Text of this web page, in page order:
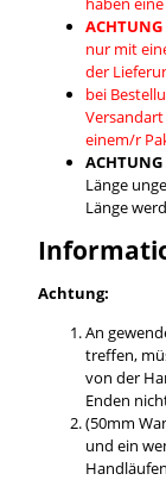
ACHTUNG
nur mit
der
bei
einem/r
Länge
Länge
Achtung:
An
treffen,
von der
Enden
(50mm
und ein